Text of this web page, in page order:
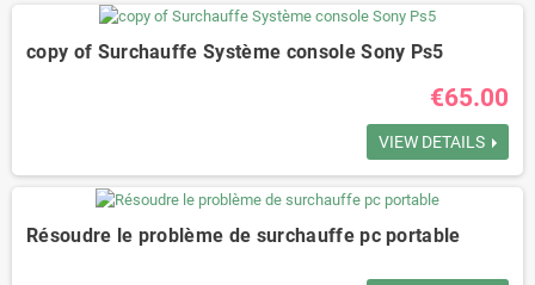
copy of Surchauffe Système console Sony Ps5
€65.00
VIEW DETAILS
Résoudre le problème de surchauffe pc portable